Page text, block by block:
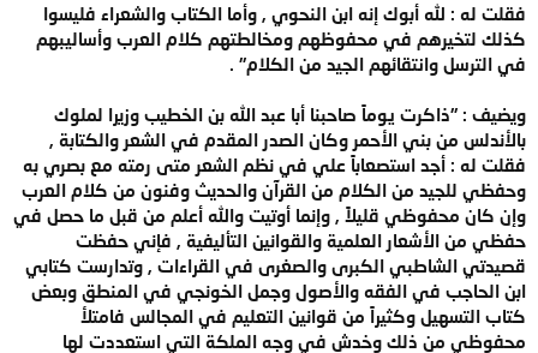
فقلت له : لله أبوك إنه ابن النحوي , وأما الكتاب والشعراء فليسوا
كذلك لتخيرهم في محفوظهم ومخالطتهم كلام العرب وأساليبهم
في الترسل وانتقائهم الجيد من الكلام" .
ويضيف : "ذاكرت يوماً صاحبنا أبا عبد الله بن الخطيب وزيرا لملوك
بالأندلس من بني الأحمر وكان الصدر المقدم في الشعر والكتابة ,
فقلت له : أجد استصعاباً علي في نظم الشعر متى رمته مع بصري به
وحفظي للجيد من الكلام من القرآن والحديث وفنون من كلام العرب
وإن كان محفوظي قليلاً , وإنما أوتيت والله أعلم من قبل ما حصل في
حفظي من الأشعار العلمية والقوانين التأليفية , فإني حفظت
قصيدتي الشاطبي الكبرى والصغرى في القراءات , وتدارست كتابي
ابن الحاجب في الفقه والأصول وجمل الخونجي في المنطق وبعض
كتاب التسهيل وكثيراً من قوانين التعليم في المجالس فامتلأ
محفوظي من ذلك وخدش في وجه الملكة التي استعددت لها